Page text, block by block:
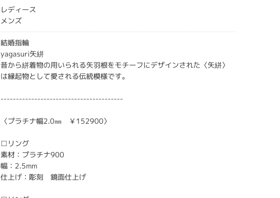
レディース
メンズ
結婚指輪
yagasuri矢絣
昔から絣着物の用いられる矢羽根をモチーフにデザインされた〈矢絣〉
は縁起物として愛される伝統模様です。
----------------------------------------
〈プラチナ幅2.0㎜ ￥152900〉
□リング
素材：プラチナ900
幅：2.5mm
仕上げ：彫刻 鏡面仕上げ